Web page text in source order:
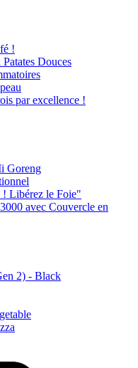
!
Douces
par excellence !
Goreng
! Libérez le Foie"
avec Couvercle en
2) - Black